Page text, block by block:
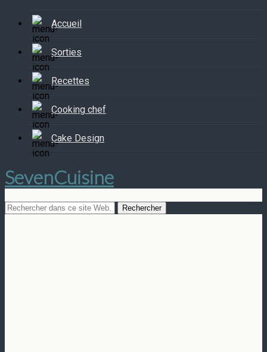
Accueil
Sorties
Recettes
Cooking chef
Cake Design
SevenCuisine